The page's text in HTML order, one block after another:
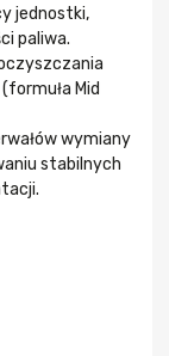
jednostki,
paliwa.
Mid
wymiany
stabilnych